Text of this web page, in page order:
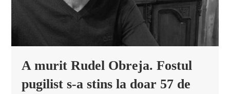
A murit Rudel Obreja. Fostul
pugilist s-a stins la doar 57 de